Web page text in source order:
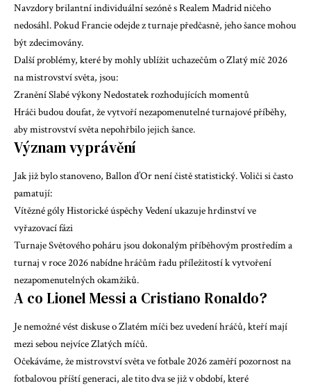
Navzdory brilantní individuální sezóně s Realem Madrid ničeho
nedosáhl. Pokud Francie odejde z turnaje předčasně, jeho šance mohou
být zdecimovány.
Další problémy, které by mohly ublížit uchazečům o Zlatý míč 2026
na mistrovství světa, jsou:
Zranění Slabé výkony Nedostatek rozhodujících momentů
Hráči budou doufat, že vytvoří nezapomenutelné turnajové příběhy,
aby mistrovství světa nepohřbilo jejich šance.
Význam vyprávění
Jak již bylo stanoveno, Ballon d’Or není čistě statistický. Voliči si často
pamatují:
Vítězné góly Historické úspěchy Vedení ukazuje hrdinství ve
vyřazovací fázi
Turnaje Světového poháru jsou dokonalým příběhovým prostředím a
turnaj v roce 2026 nabídne hráčům řadu příležitostí k vytvoření
nezapomenutelných okamžiků.
A co Lionel Messi a Cristiano Ronaldo?
Je nemožné vést diskuse o Zlatém míči bez uvedení hráčů, kteří mají
mezi sebou nejvíce Zlatých míčů.
Očekáváme, že mistrovství světa ve fotbale 2026 zaměří pozornost na
fotbalovou příští generaci, ale tito dva se již v období, které